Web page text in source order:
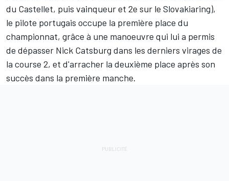
du Castellet, puis vainqueur et 2e sur le Slovakiaring),
le pilote portugais occupe la première place du
championnat, grâce à une manoeuvre qui lui a permis
de dépasser Nick Catsburg dans les derniers virages de
la course 2, et d'arracher la deuxième place après son
succès dans la première manche.